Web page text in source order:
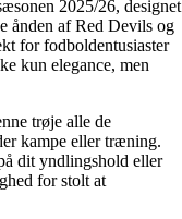
2025/26, designet
ånden af Red Devils og
for fodboldentusiaster
kun elegance, men
trøje alle de
kampe eller træning.
dit yndlingshold eller
for stolt at